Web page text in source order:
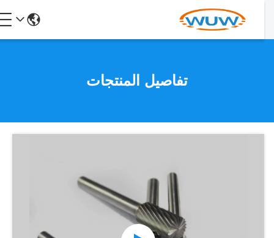
تفاصيل المنتجات